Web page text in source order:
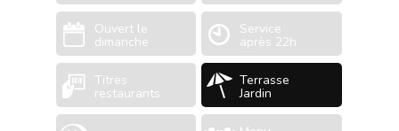
Ouvert le
dimanche
Service
après 22h
Titres
restaurants
Terrasse
Jardin